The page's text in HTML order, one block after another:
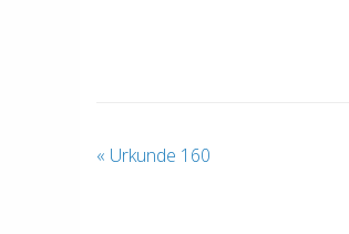
« Urkunde 160